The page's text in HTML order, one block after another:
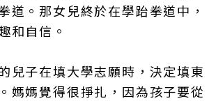
道。那女兒終於在學跆拳道中，
和自信。
兒子在填大學志願時，決定填東
媽媽覺得很掙扎，因為孩子要從